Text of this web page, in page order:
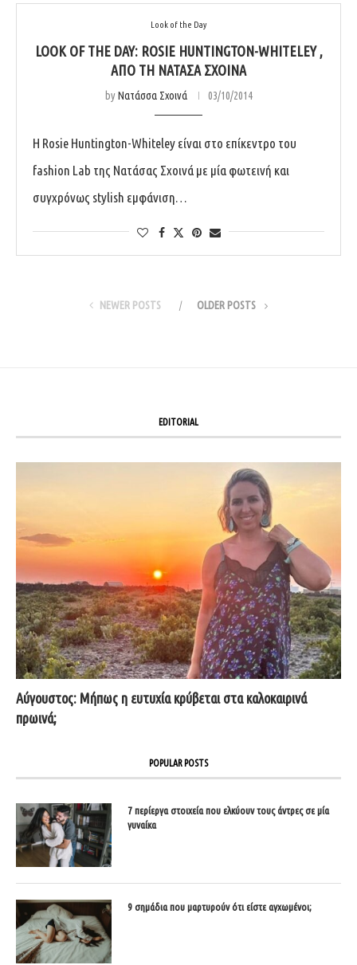
Look of the Day
LOOK OF THE DAY: ROSIE HUNTINGTON-WHITELEY ,
ΑΠΌ ΤΗ ΝΑΤΆΣΑ ΣΧΟΙΝΆ
byΝατάσσα Σχοινά 03/10/2014
Η Rosie Huntington-Whiteley είναι στο επίκεντρο του
fashion Lab της Νατάσας Σχοινά με μία φωτεινή και
συγχρόνως stylish εμφάνιση…
NEWER POSTS OLDER POSTS
EDITORIAL
Αύγουστος: Μήπως η ευτυχία κρύβεται στα καλοκαιρινά
πρωινά;
POPULAR POSTS
7 περίεργα στοιχεία που ελκύουν τους άντρες σε μία
γυναίκα
9 σημάδια που μαρτυρούν ότι είστε αγχωμένοι;